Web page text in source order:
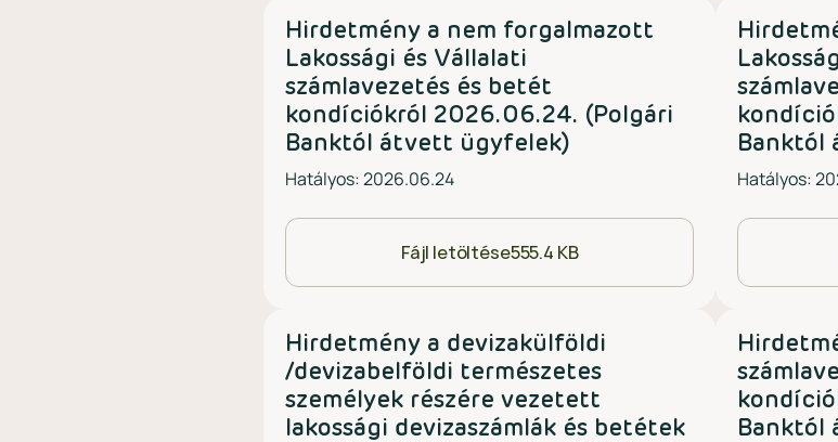
Hirdetmény a nem forgalmazott
Lakossági és Vállalati
számlavezetés és betét
kondíciókról 2026.06.24. (Polgári
Banktól átvett ügyfelek)
Hatályos: 2026.06.24
Fájl letöltése555.4 KB
Banktól
Hatályos:
Hirdetmény a devizakülföldi
/devizabelföldi természetes
személyek részére vezetett
lakossági devizaszámlák és betétek
Banktól